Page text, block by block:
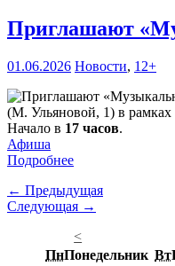
Приглашают
01.06.2026 Новости, 12+
(М. Ульяновой, 1) в
Начало в 17 часов.
Афиша
Подробнее
← Предыдущая
Следующая →
<
ПнПонедельник Вт